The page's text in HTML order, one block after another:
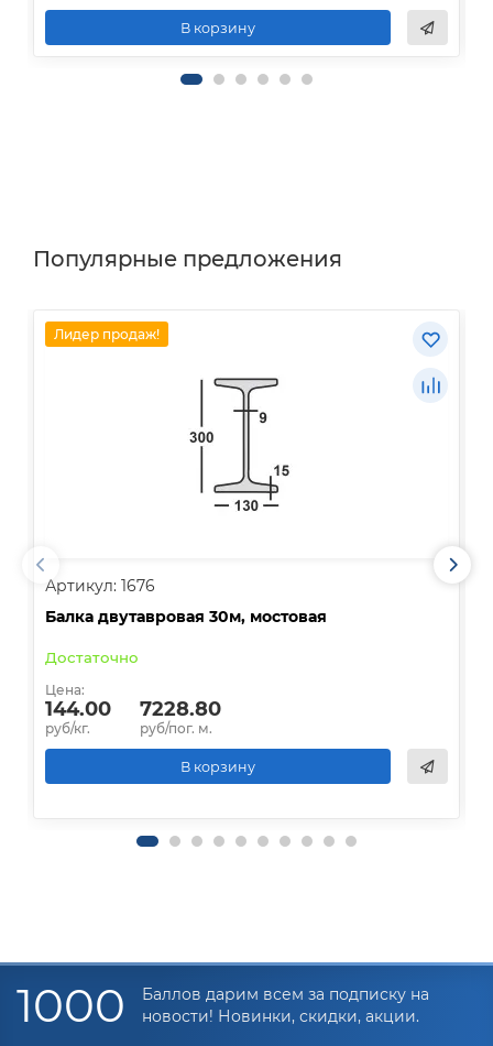
В корзину
Популярные предложения
Лидер продаж!
Артикул: 1676
Балка двутавровая 30м, мостовая
Достаточно
Цена:
144.00
руб/кг.
7228.80
руб/пог. м.
В корзину
1000
Баллов дарим всем за подписку на
новости! Новинки, скидки, акции.